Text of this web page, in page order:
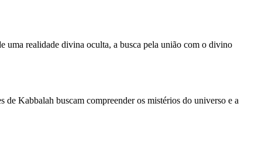
uma realidade divina oculta, a busca pela união com o divino
de Kabbalah buscam compreender os mistérios do universo e a